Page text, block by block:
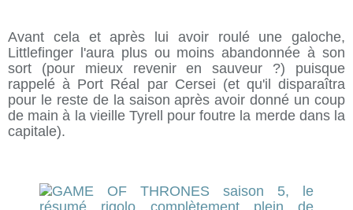
Avant cela et après lui avoir roulé une galoche,
Littlefinger l'aura plus ou moins abandonnée à son
sort (pour mieux revenir en sauveur ?) puisque
rappelé à Port Réal par Cersei (et qu'il disparaîtra
pour le reste de la saison après avoir donné un coup
de main à la vieille Tyrell pour foutre la merde dans la
capitale).